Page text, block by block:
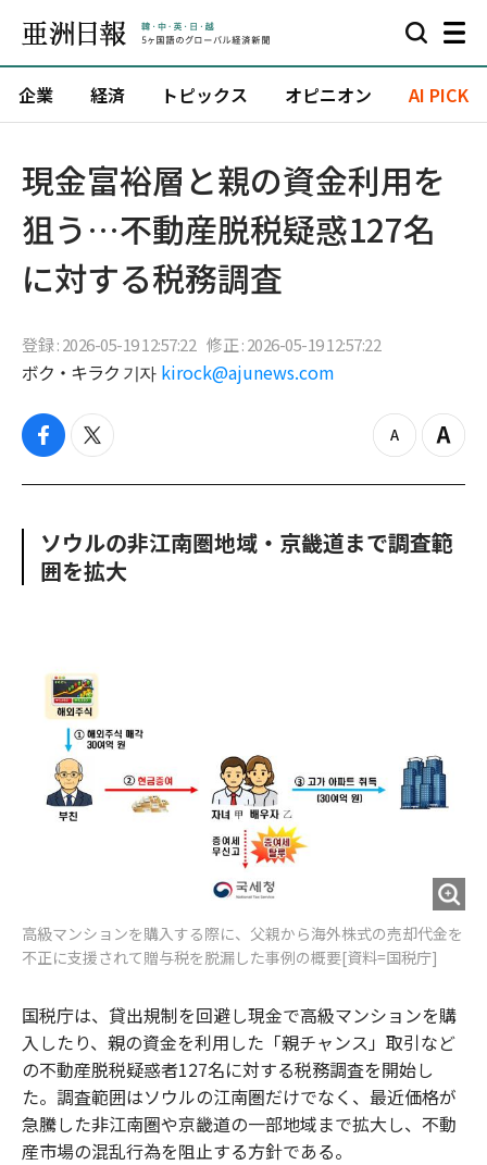
企業 経済 トピックス オピニオン AI PICK
現金富裕層と親の資金利用を
狙う…不動産脱税疑惑127名
に対する税務調査
登録 : 2026-05-19 12:57:22 修正 : 2026-05-19 12:57:22
ボク・キラク 기자 kirock@ajunews.com
f
c
o
o
k
t
i
e
r
z
o
u
Z
o
i
n
ソウルの非江南圏地域・京畿道まで調査範
囲を拡大
高級マンションを購入する際に、父親から海外株式の売却代金を
不正に支援されて贈与税を脱漏した事例の概要[資料=国税庁]
国税庁は、貸出規制を回避し現金で高級マンションを購
入したり、親の資金を利用した「親チャンス」取引など
の不動産脱税疑惑者127名に対する税務調査を開始し
た。調査範囲はソウルの江南圏だけでなく、最近価格が
急騰した非江南圏や京畿道の一部地域まで拡大し、不動
産市場の混乱行為を阻止する方針である。